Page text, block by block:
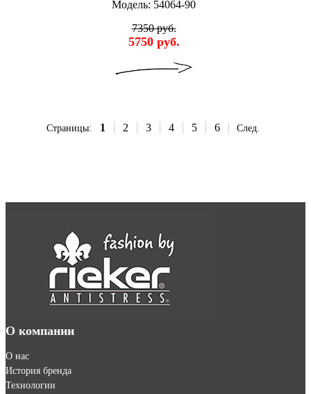
Модель: 54064-90
7350 руб.
5750 руб.
Страницы: 1 2 3 4 5 6 След.
О компании
О нас
История бренда
Технологии